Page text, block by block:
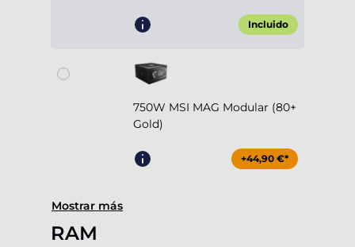
Incluido
750W MSI MAG Modular (80+
Gold)
+44,90 €*
Mostrar más
RAM